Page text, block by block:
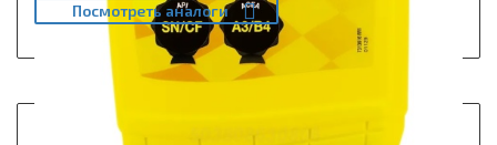
Посмотреть аналоги